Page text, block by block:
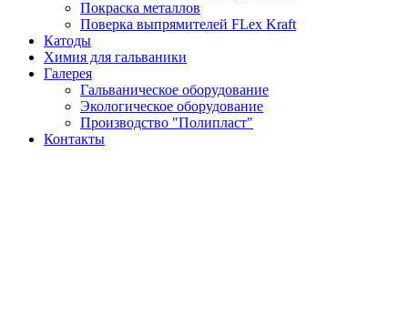
Покраска металлов
Поверка выпрямителей FLex Kraft
Катоды
Химия для гальваники
Галерея
Гальваническое оборудование
Экологическое оборудование
Производство "Полипласт"
Контакты